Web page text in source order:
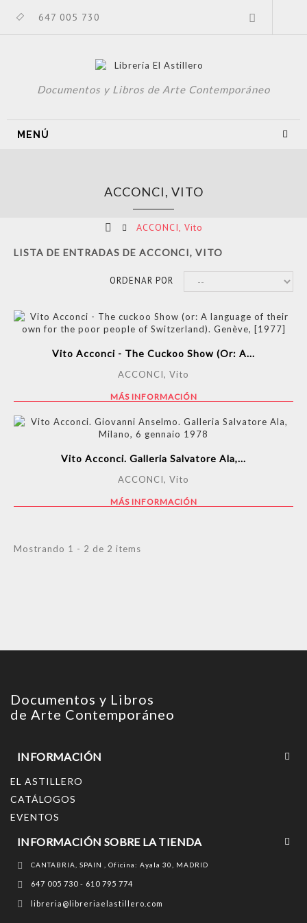
647 005 730
Documentos y Libros de Arte Contemporáneo
MENÚ
ACCONCI, VITO
ACCONCI, Vito
LISTA DE ENTRADAS DE ACCONCI, VITO
ORDENAR POR
Vito Acconci - The Cuckoo Show (or: A...
ACCONCI, Vito
MÁS INFORMACIÓN
Vito Acconci. Galleria Salvatore Ala,...
ACCONCI, Vito
MÁS INFORMACIÓN
Mostrando 1 - 2 de 2 items
Documentos y Libros
de Arte Contemporáneo
INFORMACIÓN
EL ASTILLERO
CATÁLOGOS
EVENTOS
INFORMACIÓN SOBRE LA TIENDA
CANTABRIA, SPAIN , Oficina: Ayala 30, MADRID
647 005 730 - 610 795 774
libreria@libreriaelastillero.com